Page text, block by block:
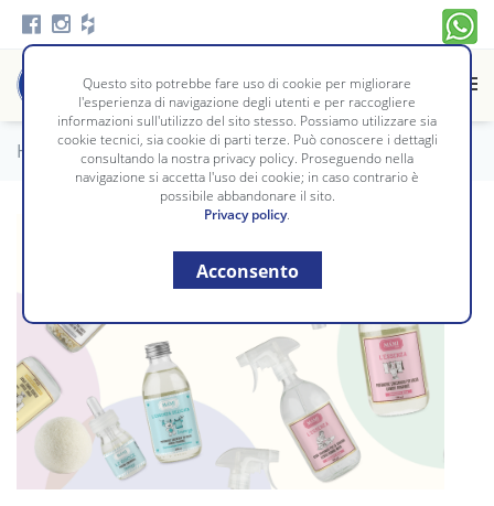
Home / Bosio Blog
Questo sito potrebbe fare uso di cookie per migliorare
l'esperienza di navigazione degli utenti e per raccogliere
informazioni sull'utilizzo del sito stesso. Possiamo utilizzare sia
cookie tecnici, sia cookie di parti terze. Può conoscere i dettagli
consultando la nostra privacy policy. Proseguendo nella
navigazione si accetta l'uso dei cookie; in caso contrario è
possibile abbandonare il sito.
Privacy policy.
Acconsento